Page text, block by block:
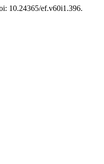
10.24365/ef.v60i1.396.